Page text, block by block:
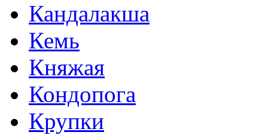
Кандалакша
Кемь
Княжая
Кондопога
Крупки